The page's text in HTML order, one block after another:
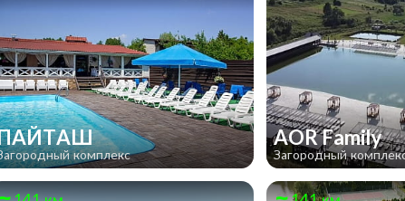
комплекс
AOR Family
Загородный